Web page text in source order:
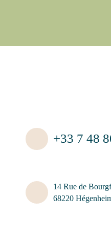
+33 7 48
14 Rue de
68220